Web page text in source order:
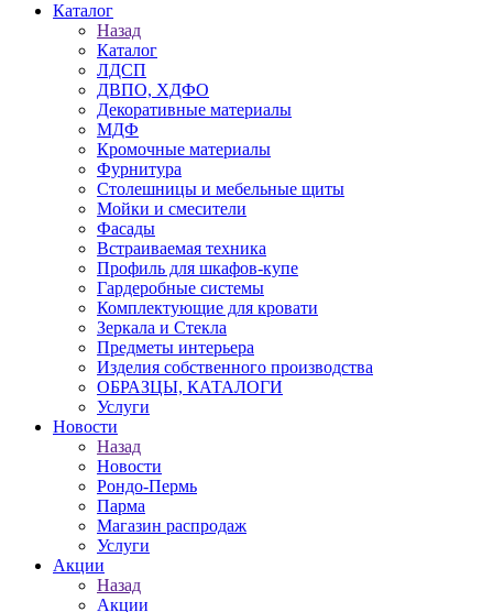
Каталог
Назад
Каталог
ЛДСП
ДВПО, ХДФО
Декоративные материалы
МДФ
Кромочные материалы
Фурнитура
Столешницы и мебельные щиты
Мойки и смесители
Фасады
Встраиваемая техника
Профиль для шкафов-купе
Гардеробные системы
Комплектующие для кровати
Зеркала и Стекла
Предметы интерьера
Изделия собственного производства
ОБРАЗЦЫ, КАТАЛОГИ
Услуги
Новости
Назад
Новости
Рондо-Пермь
Парма
Магазин распродаж
Услуги
Акции
Назад
Акции